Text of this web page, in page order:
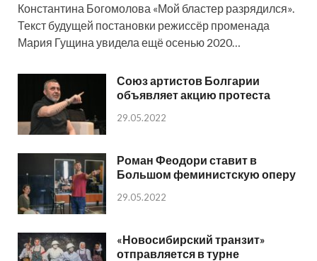
Константина Богомолова «Мой бластер разрядился».
Текст будущей постановки режиссёр променада
Мария Гущина увидела ещё осенью 2020…
Союз артистов Болгарии
объявляет акцию протеста
29.05.2022
Роман Феодори ставит в
Большом феминистскую оперу
29.05.2022
«Новосибирский транзит»
отправляется в турне